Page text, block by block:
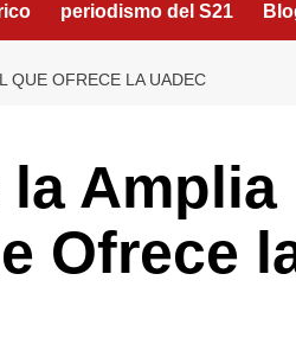
periodismo del S21
QUE OFRECE LA UADEC
Amplia
Ofrece